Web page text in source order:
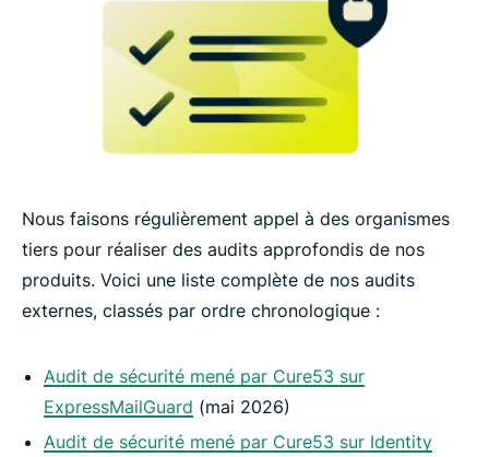
Nous faisons régulièrement appel à des organismes
tiers pour réaliser des audits approfondis de nos
produits. Voici une liste complète de nos audits
externes, classés par ordre chronologique :
Audit de sécurité mené par Cure53 sur
ExpressMailGuard (mai 2026)
Audit de sécurité mené par Cure53 sur Identity